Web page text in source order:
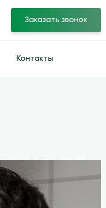
Заказать звонок
Контакты